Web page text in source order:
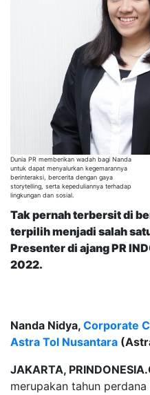
Dunia PR memberikan wadah bagi Nanda
untuk dapat menyalurkan kegemarannya
berinteraksi, bercerita dengan gaya
storytelling, serta kepeduliannya terhadap
lingkungan dan sosial.
Tak pernah terbersit di
terpilih menjadi salah
Presenter di ajang PR
2022.
Nanda Nidya, Corporate
Astra Tol Nusantara
JAKARTA,
merupakan tahun perdana